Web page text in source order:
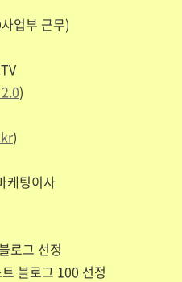
업부 근무)
)
)
팅이사
로그 선정
블로그 100 선정